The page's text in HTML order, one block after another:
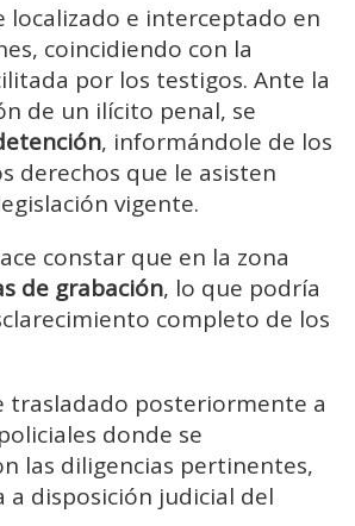
localizado e interceptado en
coincidiendo con la
por los testigos. Ante la
de un ilícito penal, se
, informándole de los
derechos que le asisten
vigente.
constar que en la zona
de grabación, lo que podría
completo de los
trasladado posteriormente a
donde se
las diligencias pertinentes,
a disposición judicial del